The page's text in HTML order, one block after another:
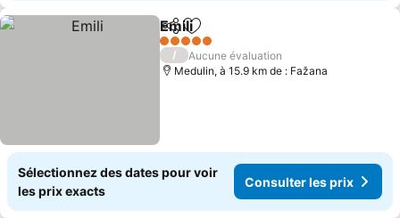
PartagerAjouter à mes favoris
Emili
5 Étoiles
/
Aucune évaluation
Medulin, à 15.9 km de : Fažana
Sélectionnez des dates pour voir
les prix exacts
Consulter les prix